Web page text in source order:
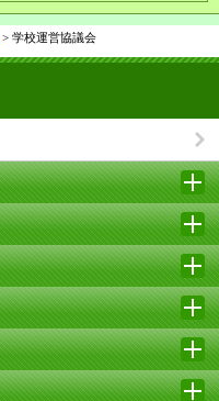
> 学校運営協議会